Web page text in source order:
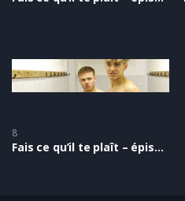
8
Fais ce qu’il te plaît – épisode 8